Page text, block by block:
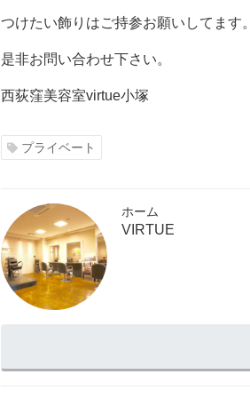
つけたい飾りはご持参お願いしてます。
是非お問い合わせ下さい。
西荻窪美容室virtue小塚
プライベート
ホーム
VIRTUE